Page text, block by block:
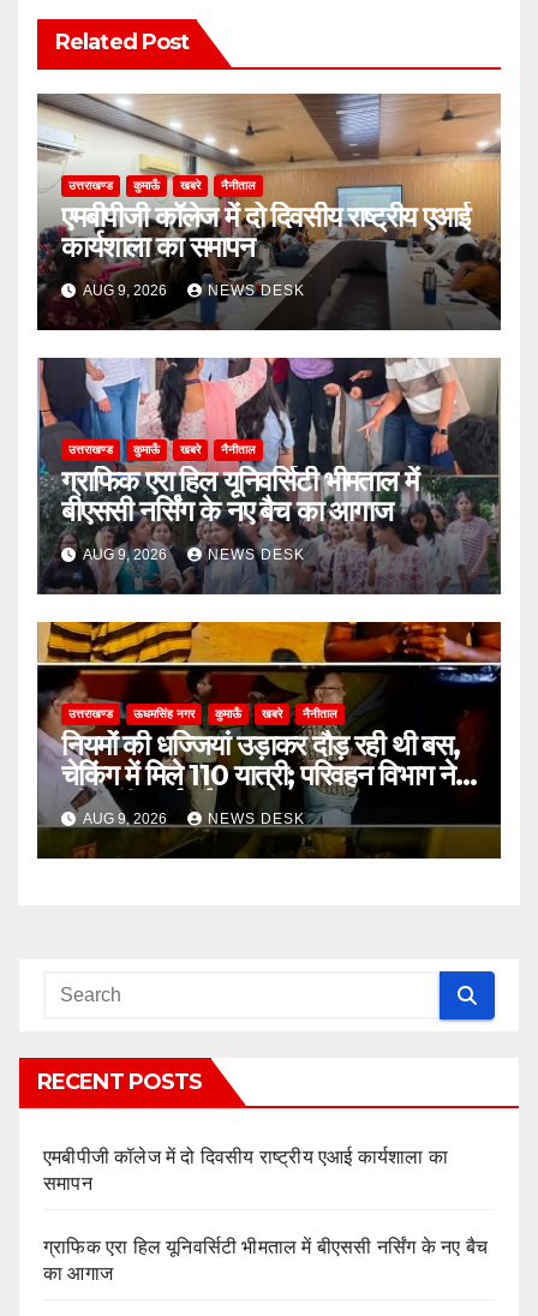
Related Post
उत्तराखण्ड कुमाऊँ खबरे नैनीताल
एमबीपीजी कॉलेज में दो दिवसीय राष्ट्रीय एआई
कार्यशाला का समापन
AUG 9, 2026 NEWS DESK
उत्तराखण्ड कुमाऊँ खबरे नैनीताल
ग्राफिक एरा हिल यूनिवर्सिटी भीमताल में
बीएससी नर्सिंग के नए बैच का आगाज
AUG 9, 2026 NEWS DESK
उत्तराखण्ड ऊधमसिंह नगर कुमाऊँ खबरे नैनीताल
नियमों की धज्जियां उड़ाकर दौड़ रही थी बस,
चेकिंग में मिले 110 यात्री; परिवहन विभाग ने
की कड़ी कार्रवाई
AUG 9, 2026 NEWS DESK
RECENT POSTS
एमबीपीजी कॉलेज में दो दिवसीय राष्ट्रीय एआई कार्यशाला का
समापन
ग्राफिक एरा हिल यूनिवर्सिटी भीमताल में बीएससी नर्सिंग के नए बैच
का आगाज